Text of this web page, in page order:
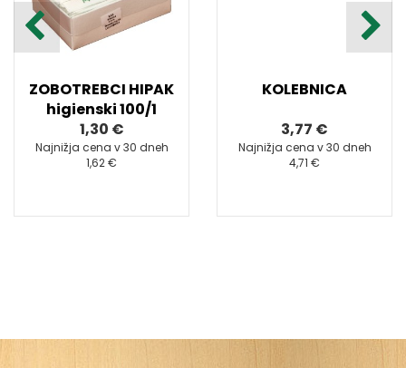
ZOBOTREBCI HIPAK
higienski 100/1
1,30 €
Najnižja cena v 30 dneh
1,62 €
KOLEBNICA
3,77 €
Najnižja cena v 30 dneh
4,71 €